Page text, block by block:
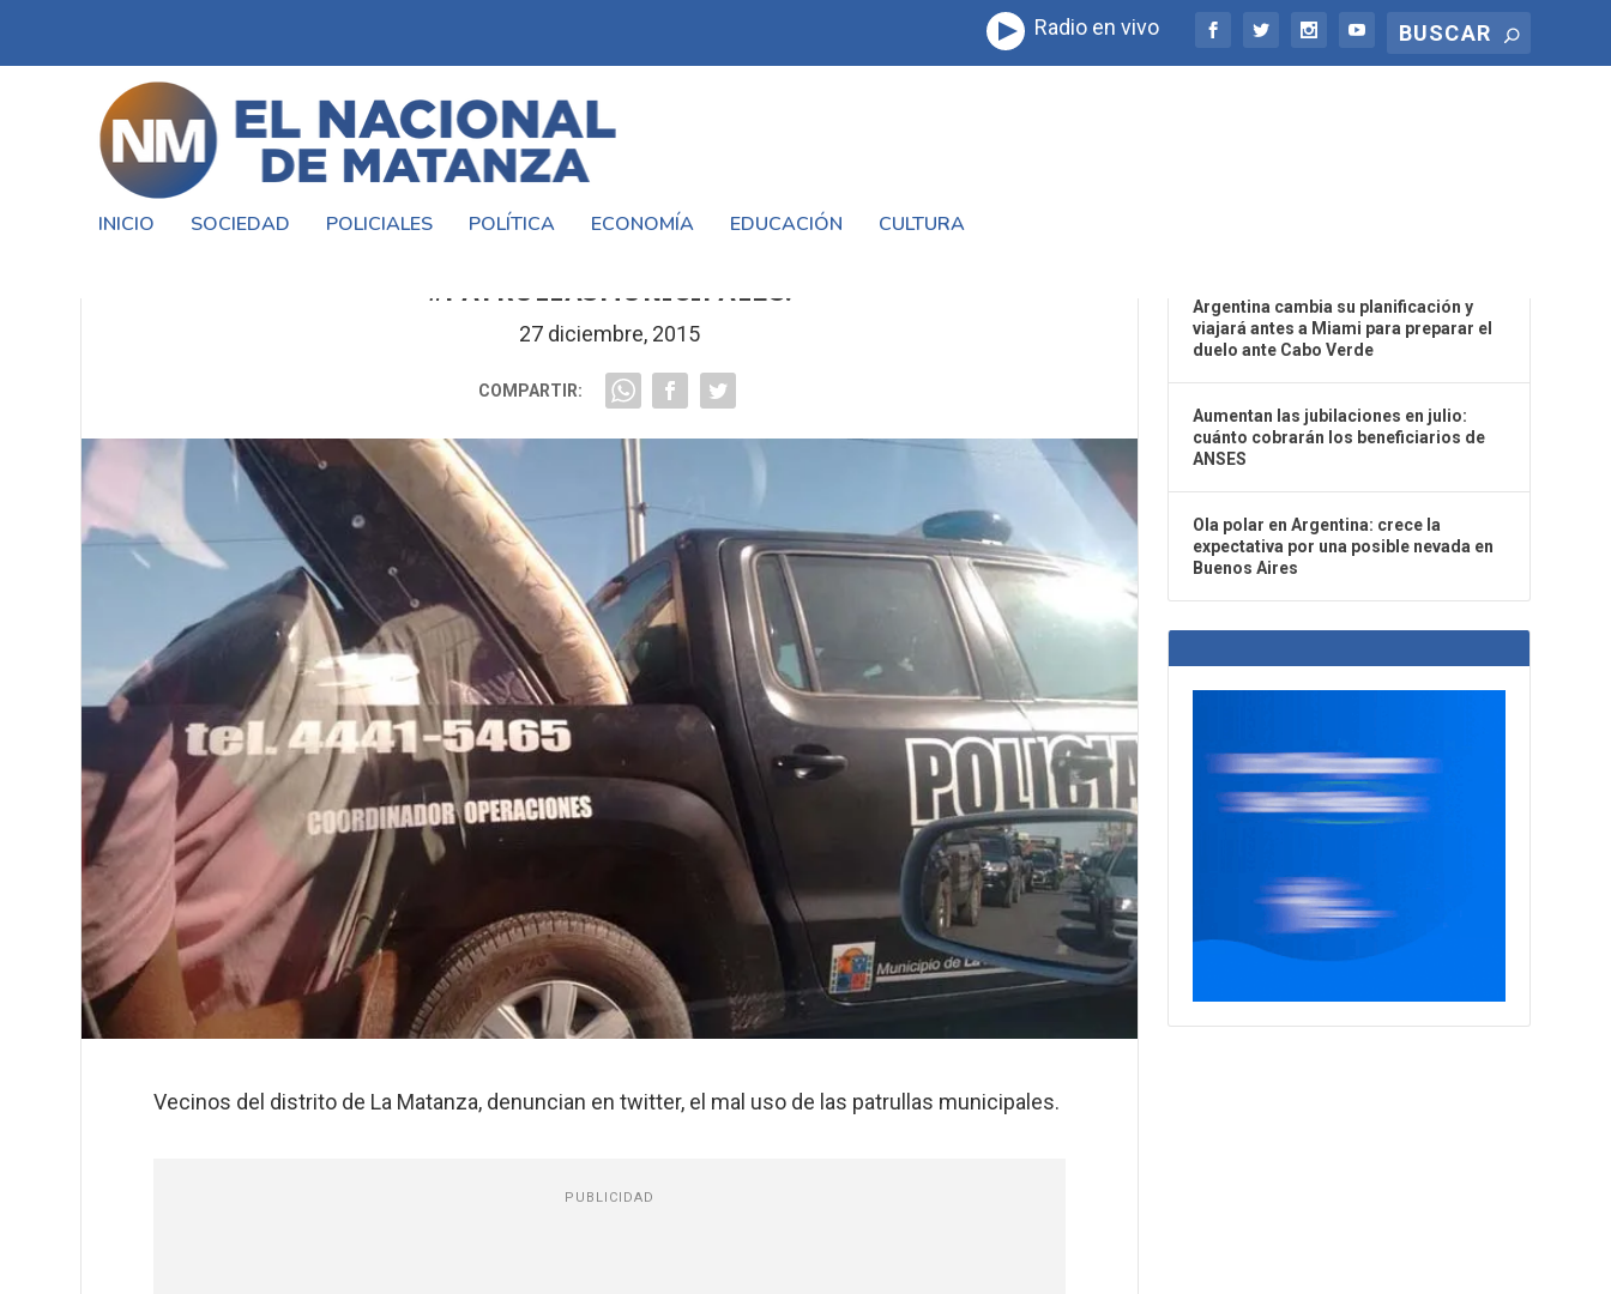
Radio en vivo
INICIO SOCIEDAD POLICIALES POLÍTICA ECONOMÍA EDUCACIÓN CULTURA
#PATRULLASMUNICIPALES.
27 diciembre, 2015
COMPARTIR:
Vecinos del distrito de La Matanza, denuncian en twitter, el mal uso de las patrullas municipales.
PUBLICIDAD
Argentina cambia su planificación y
viajará antes a Miami para preparar el
duelo ante Cabo Verde
Aumentan las jubilaciones en julio:
cuánto cobrarán los beneficiarios de
ANSES
Ola polar en Argentina: crece la
expectativa por una posible nevada en
Buenos Aires